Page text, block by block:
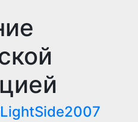
LightSide2007